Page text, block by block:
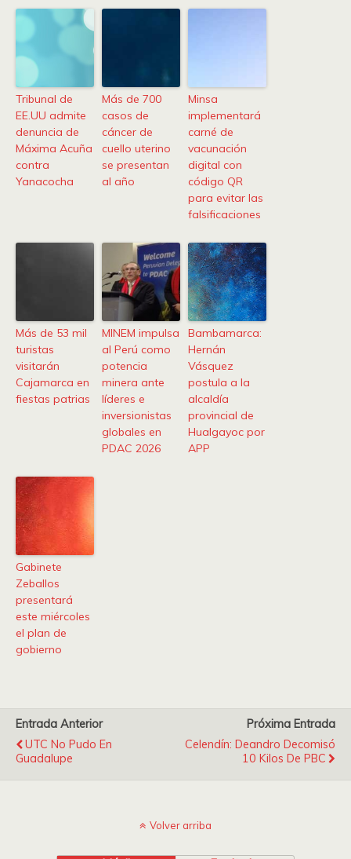
Tribunal de
EE.UU admite
denuncia de
Máxima Acuña
contra
Yanacocha
Más de 700
casos de
cáncer de
cuello uterino
se presentan
al año
Minsa
implementará
carné de
vacunación
digital con
código QR
para evitar las
falsificaciones
Más de 53 mil
turistas
visitarán
Cajamarca en
fiestas patrias
MINEM impulsa
al Perú como
potencia
minera ante
líderes e
inversionistas
globales en
PDAC 2026
Bambamarca:
Hernán
Vásquez
postula a la
alcaldía
provincial de
Hualgayoc por
APP
Gabinete
Zeballos
presentará
este miércoles
el plan de
gobierno
Entrada Anterior
UTC No Pudo En
Guadalupe
Próxima Entrada
Celendín: Deandro Decomisó
10 Kilos De PBC
Volver arriba